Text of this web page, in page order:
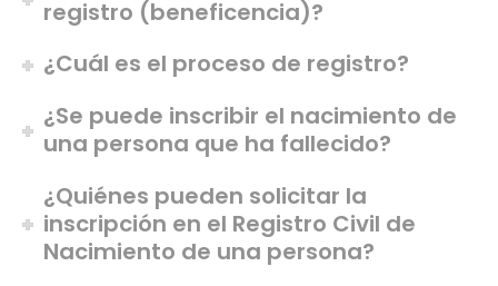
registro (beneficencia)?
¿Cuál es el proceso de registro?
¿Se puede inscribir el nacimiento de
una persona que ha fallecido?
¿Quiénes pueden solicitar la
inscripción en el Registro Civil de
Nacimiento de una persona?